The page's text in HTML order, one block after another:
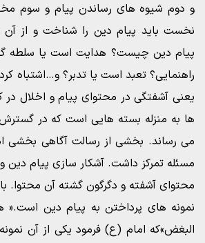
و دوم شیوه های رساندن پیام و سوم
نخست باید پیام دین را شناخت و از آن
پیام دین چیست؟ هدایت است یا سلطه
راهنمایی؟ تعبد است یا تدبر؟ و…اشتباه
یعنی آشفتگی در محتوای پیام و اخلال در
ها به منزله بسته هایی است که در
می رساند. بخشی از رسالت آگاهی بخشی
مسئله تمرکز داشت. آشکار سازی پیام دین
محتوای آشفته و دگرگون گشته آن محتوا.
نمونه های پرداختن به پیام دین است.«
البغض»که امام (ع) فرمود یکی از آن